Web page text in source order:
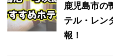
鹿児島市の
テル・レン
報！